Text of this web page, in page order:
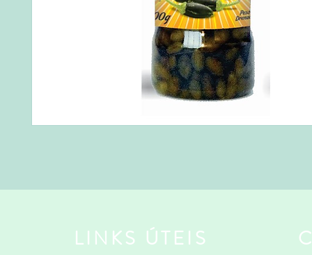
LINKS ÚTEIS